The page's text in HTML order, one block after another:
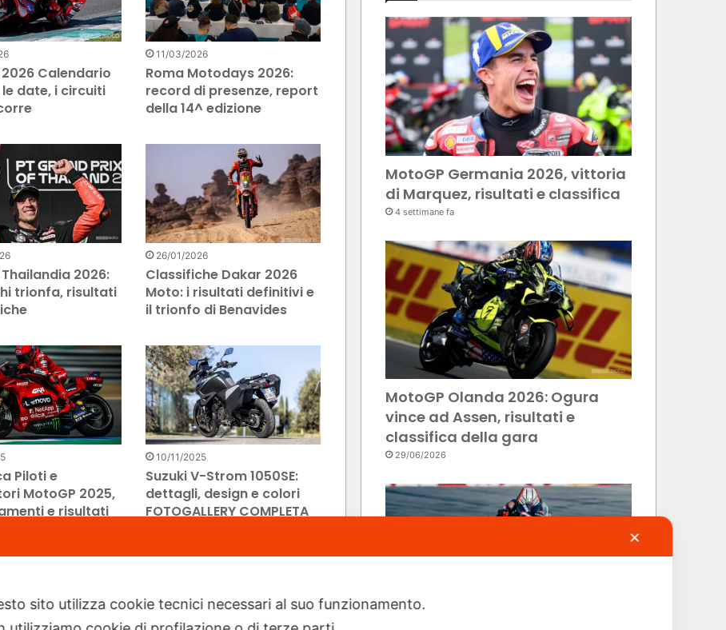
Calendario
le date, i circuiti
11/03/2026
Roma Motodays 2026:
record di presenze, report
della 14^ edizione
2026:
trionfa, risultati
26/01/2026
Classifiche Dakar 2026
Moto: i risultati definitivi e
il trionfo di Benavides
Piloti e
MotoGP 2025,
e risultati
10/11/2025
Suzuki V-Strom 1050SE:
dettagli, design e colori
FOTOGALLERY COMPLETA
MotoGP Germania 2026, vittoria
di Marquez, risultati e classifica
4 settimane fa
MotoGP Olanda 2026: Ogura
vince ad Assen, risultati e
classifica della gara
29/06/2026
✕
sito utilizza cookie tecnici necessari al suo funzionamento.